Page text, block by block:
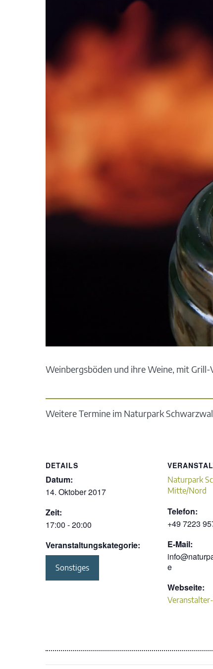
Weinbergsböden und ihre Weine, mit Grill-
Weitere Termine im Naturpark
DETAILS
Datum:
14. Oktober 2017
Zeit:
17:00 - 20:00
Veranstaltungskategorie:
Sonstiges
Naturpark
Mitte/Nord
Telefon:
+49 7223
E-Mail:
e
Webseite: